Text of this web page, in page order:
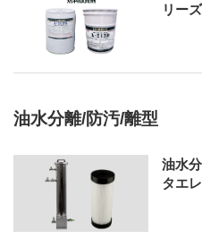
リーズ
油水分離/防汚/離型
油水
タエ